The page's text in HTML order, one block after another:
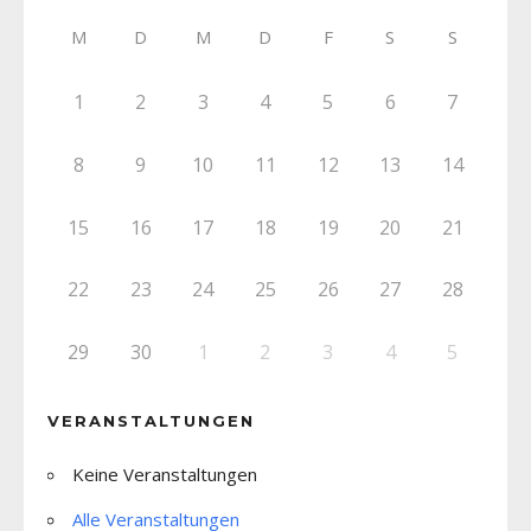
M D M D F S S
1 2 3 4 5 6 7
8 9 10 11 12 13 14
15 16 17 18 19 20 21
22 23 24 25 26 27 28
29 30 1 2 3 4 5
VERANSTALTUNGEN
Keine Veranstaltungen
Alle Veranstaltungen